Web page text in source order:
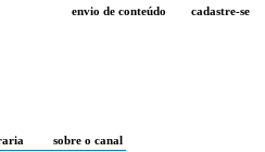
envio de conteúdo cadastre-se
sobre o canal